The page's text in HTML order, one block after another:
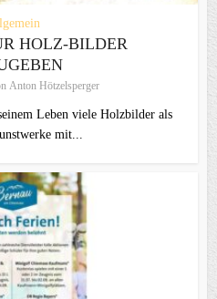
HOLZ-BILDER
Anton Hötzelsperger
Leben viele Holzbilder als
mit...